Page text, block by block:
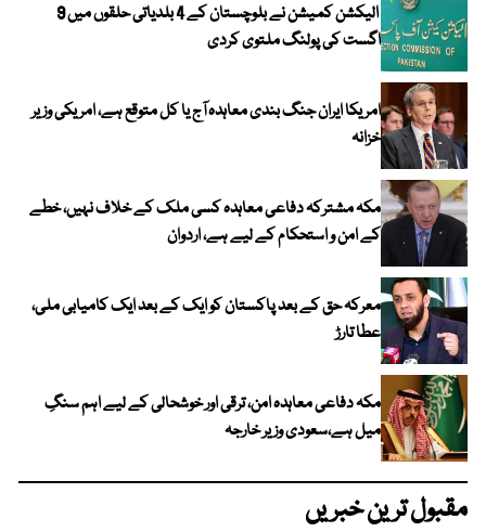
الیکشن کمیشن نے بلوچستان کے 4 بلدیاتی حلقوں میں 9
اگست کی پولنگ ملتوی کردی
امریکا ایران جنگ بندی معاہدہ آج یا کل متوقع ہے، امریکی وزیر
خزانہ
مکہ مشترکہ دفاعی معاہدہ کسی ملک کے خلاف نہیں، خطے
کے امن و استحکام کے لیے ہے، اردوان
معرکہ حق کے بعد پاکستان کو ایک کے بعد ایک کامیابی ملی،
عطا تارڑ
مکہ دفاعی معاہدہ امن، ترقی اور خوشحالی کے لیے اہم سنگِ
میل ہے،سعودی وزیر خارجہ
مقبول ترین خبریں